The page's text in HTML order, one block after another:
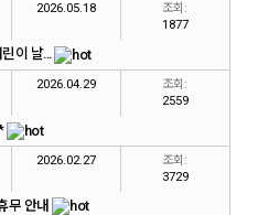
2026.05.18
조회:
1877
이 날...
2026.04.29
조회:
2559
2026.02.27
조회:
3729
무 안내